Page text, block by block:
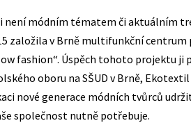
není módním tématem či aktuálním
založila v Brně multifunkční
fashion“. Úspěch tohoto projektu ji
oboru na SŠUD v Brně,
nové generace módních tvůrců
společnost nutně potřebuje.